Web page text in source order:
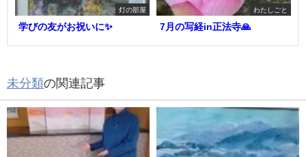
灯の部屋
学びの友がお祝いに✨
わたしごと
7月の写経in正法寺🙏
未分類の関連記事